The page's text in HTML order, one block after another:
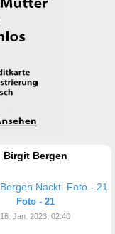
Birgit Bergen
Foto - 21
16. Jan. 2023, 02:40